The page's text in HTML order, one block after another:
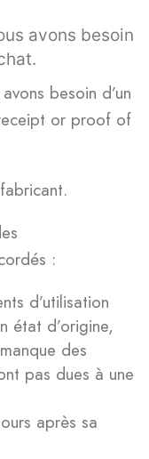
avons besoin
besoin d’un
or proof of
:
d’utilisation
état d’origine,
des
pas dues à une
après sa